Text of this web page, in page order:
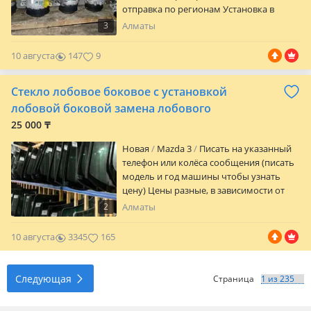
3
отправка по регионам Установка в
городе Алматы наличии и цену
Алматы
10 августа 147 9
Стекло лобовое боковое с установкой
лобовой боковой замена лобового
25 000 ₸
2
Новая Mazda 3
Писать на указанный
телефон или колёса сообщения (писать
модель и год машины чтобы узнать
цену) Цены разные, в зависимости от
марки машины и качества стекла.
машину с установкой (выезд платный).
Алматы
10 августа 3345 165
Следующая Страница